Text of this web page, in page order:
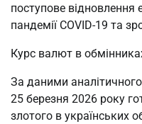
поступове відновлення
пандемії COVID-19 та
Курс валют в
За даними
25 березня 2026 року
злотого в українських